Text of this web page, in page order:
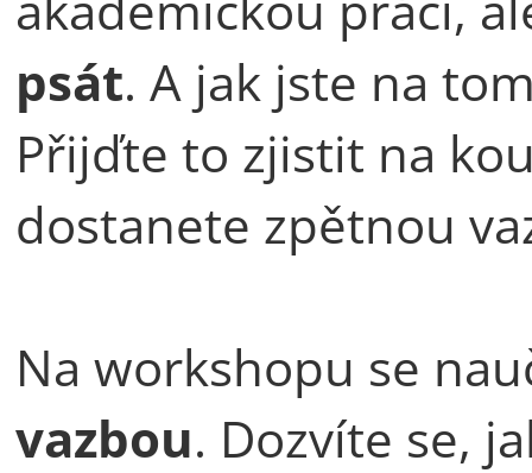
psát. A jak jste na
Přijďte to zjistit na
dostanete zpětnou
Na workshopu se
vazbou. Dozvíte se,